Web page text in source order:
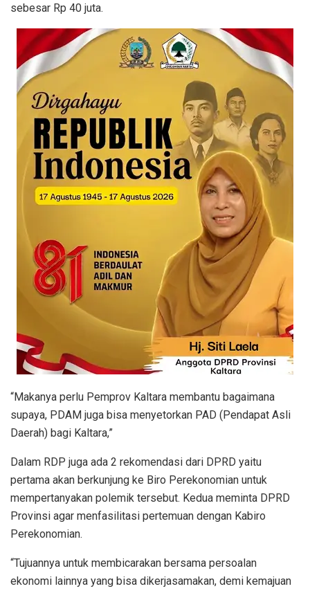
sebesar Rp 40 juta.
“Makanya perlu Pemprov Kaltara membantu bagaimana
supaya, PDAM juga bisa menyetorkan PAD (Pendapat Asli
Daerah) bagi Kaltara,”
Dalam RDP juga ada 2 rekomendasi dari DPRD yaitu
pertama akan berkunjung ke Biro Perekonomian untuk
mempertanyakan polemik tersebut. Kedua meminta DPRD
Provinsi agar menfasilitasi pertemuan dengan Kabiro
Perekonomian.
“Tujuannya untuk membicarakan bersama persoalan
ekonomi lainnya yang bisa dikerjasamakan, demi kemajuan